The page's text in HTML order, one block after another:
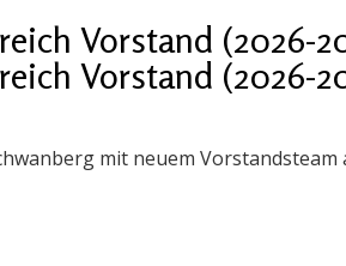
Vorstand (2026-
Vorstand (2026-
mit neuem